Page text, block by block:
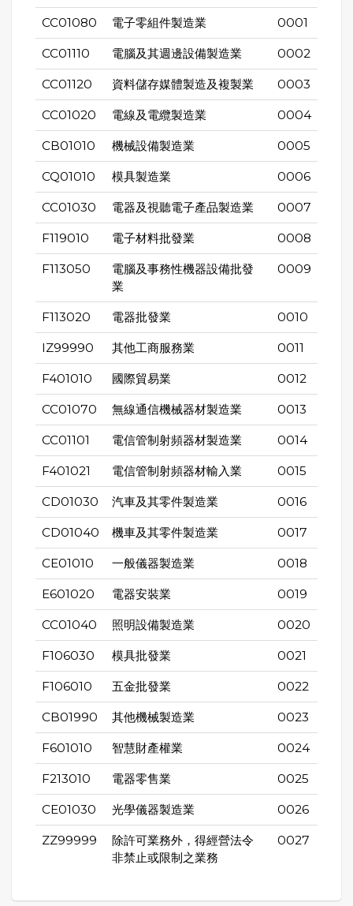
CC01080 電子零組件製造業 0001
CC01110 電腦及其週邊設備製造業 0002
CC01120 資料儲存媒體製造及複製業 0003
CC01020 電線及電纜製造業 0004
CB01010 機械設備製造業 0005
CQ01010 模具製造業 0006
CC01030 電器及視聽電子產品製造業 0007
F119010 電子材料批發業 0008
F113050
電腦及事務性機器設備批發
業
0009
F113020 電器批發業 0010
IZ99990 其他工商服務業 0011
F401010 國際貿易業 0012
CC01070 無線通信機械器材製造業 0013
CC01101 電信管制射頻器材製造業 0014
F401021 電信管制射頻器材輸入業 0015
CD01030 汽車及其零件製造業 0016
CD01040 機車及其零件製造業 0017
CE01010 一般儀器製造業 0018
E601020 電器安裝業 0019
CC01040 照明設備製造業 0020
F106030 模具批發業 0021
F106010 五金批發業 0022
CB01990 其他機械製造業 0023
F601010 智慧財產權業 0024
F213010 電器零售業 0025
CE01030 光學儀器製造業 0026
ZZ99999
除許可業務外，得經營法令
非禁止或限制之業務
0027